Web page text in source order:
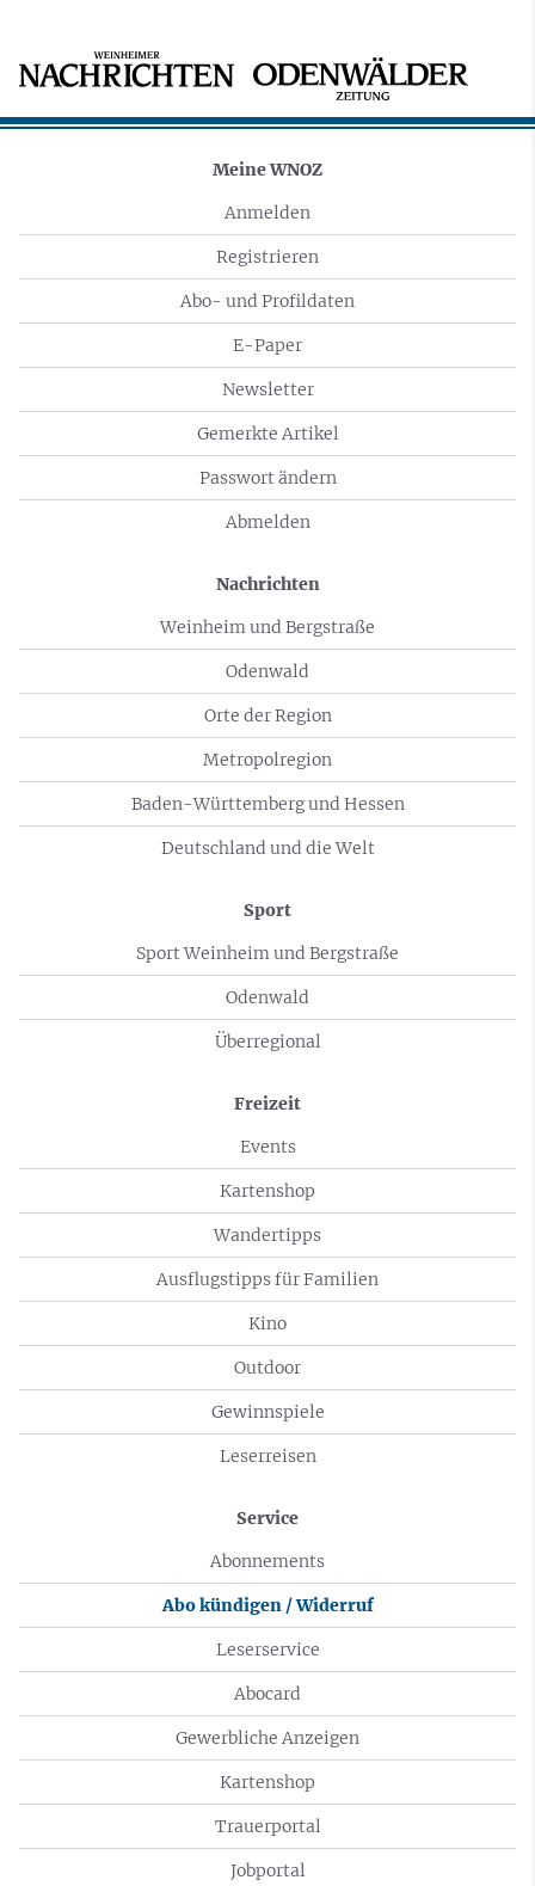
Meine WNOZ
Anmelden
Registrieren
Abo- und Profildaten
E-Paper
Newsletter
Gemerkte Artikel
Passwort ändern
Abmelden
Nachrichten
Weinheim und Bergstraße
Odenwald
Orte der Region
Metropolregion
Baden-Württemberg und Hessen
Deutschland und die Welt
Sport
Sport Weinheim und Bergstraße
Odenwald
Überregional
Freizeit
Events
Kartenshop
Wandertipps
Ausflugstipps für Familien
Kino
Outdoor
Gewinnspiele
Leserreisen
Service
Abonnements
Abo kündigen / Widerruf
Leserservice
Abocard
Gewerbliche Anzeigen
Kartenshop
Trauerportal
Jobportal